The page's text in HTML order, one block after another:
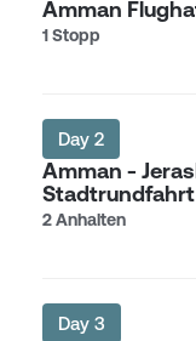
Amman
1 Stopp
Day 2
Amman -
2 Anhalten
Day 3